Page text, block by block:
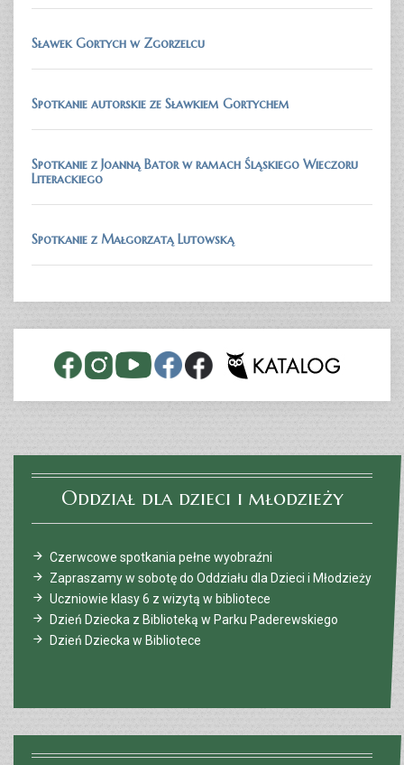
Sławek Gortych w Zgorzelcu
Spotkanie autorskie ze Sławkiem Gortychem
Spotkanie z Joanną Bator w ramach Śląskiego Wieczoru
Literackiego
Spotkanie z Małgorzatą Lutowską
Oddział dla dzieci i młodzieży
Czerwcowe spotkania pełne wyobraźni
Zapraszamy w sobotę do Oddziału dla Dzieci i Młodzieży
Uczniowie klasy 6 z wizytą w bibliotece
Dzień Dziecka z Biblioteką w Parku Paderewskiego
Dzień Dziecka w Bibliotece